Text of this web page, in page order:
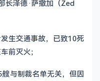
长泽德·萨撒加（Zed
生交通事故，已致10死
前灭火；
与制裁名单无关，但因